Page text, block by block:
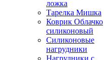
ложка
Тарелка Мишка
Коврик Облачко
силиконовый
Силиконовые
нагрудники
Нагрудники с